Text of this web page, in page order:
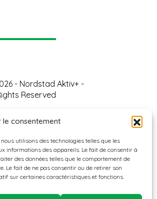
le consentement
utilisons des technologies telles que les
informations des appareils. Le fait de consentir à
des données telles que le comportement de
Le fait de ne pas consentir ou de retirer son
sur certaines caractéristiques et fonctions.
- Nordstad Aktiv+ -
Reserved